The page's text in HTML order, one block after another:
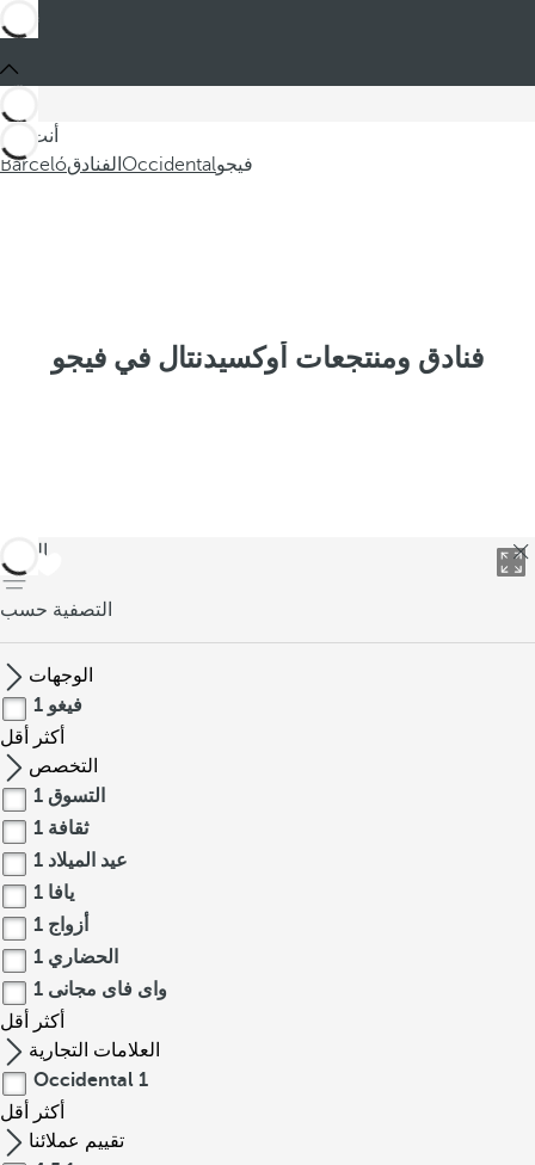
أنت في
Barcelóالفنادق Occidentalفيجو
فنادق ومنتجعات أوكسيدنتال في فيجو
العودة
التصفية حسب
الوجهات
فيغو 1
أكثر
أقل
التخصص
التسوق 1
ثقافة 1
عيد الميلاد 1
يافا 1
أزواج 1
الحضاري 1
واى فاى مجانى 1
أكثر
أقل
العلامات التجارية
Occidental 1
أكثر
أقل
تقييم عملائنا